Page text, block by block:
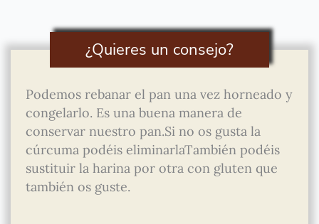
¿Quieres un consejo?
Podemos rebanar el pan una vez horneado y
congelarlo. Es una buena manera de
conservar nuestro pan.Si no os gusta la
cúrcuma podéis eliminarlaTambién podéis
sustituir la harina por otra con gluten que
también os guste.